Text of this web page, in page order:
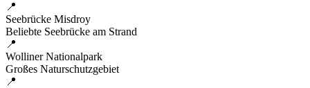
📍
Seebrücke Misdroy
Beliebte Seebrücke am Strand
📍
Wolliner Nationalpark
Großes Naturschutzgebiet
📍